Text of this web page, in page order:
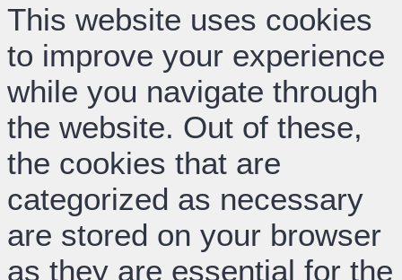
This website uses cookies
to improve your experience
while you navigate through
the website. Out of these,
the cookies that are
categorized as necessary
are stored on your browser
as they are essential for the